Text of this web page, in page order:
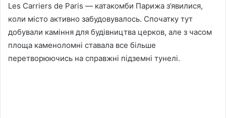
Les Carriers de Paris — катакомби Парижа з’явилися,
коли місто активно забудовувалось. Спочатку тут
добували каміння для будівництва церков, але з часом
площа каменоломні ставала все більше
перетворюючись на справжні підземні тунелі.